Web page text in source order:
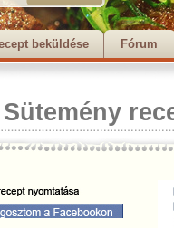
beküldése Fórum
Sütemény